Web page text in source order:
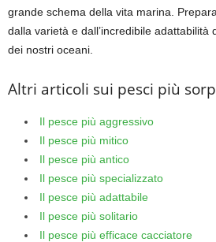
grande schema della vita marina.
dalla varietà e dall’incredibile adattabilità
dei nostri oceani.
Altri articoli sui pesci più
Il pesce più aggressivo
Il pesce più mitico
Il pesce più antico
Il pesce più specializzato
Il pesce più adattabile
Il pesce più solitario
Il pesce più efficace cacciatore